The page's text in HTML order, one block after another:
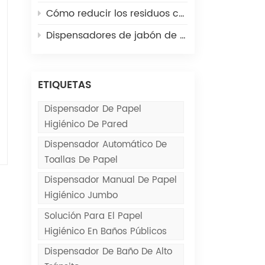
Cómo reducir los residuos con dispensadores de toallas de papel comerciales
Dispensadores de jabón de acero inoxidable vs. dispensadores de jabón de plástico: ¿cuál dura más?
ETIQUETAS
Dispensador De Papel
Higiénico De Pared
Dispensador Automático De
Toallas De Papel
Dispensador Manual De Papel
Higiénico Jumbo
Solución Para El Papel
Higiénico En Baños Públicos
Dispensador De Baño De Alto